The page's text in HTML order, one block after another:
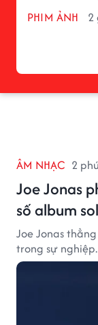
PHIM ẢNH 2
ÂM NHẠC 2
Joe Jonas
số album
Joe Jonas
trong sự nghiệp.